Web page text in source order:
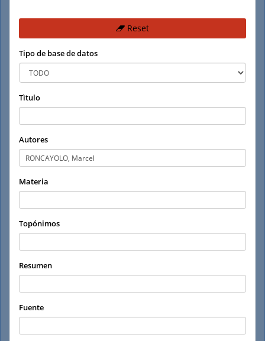
Reset
Tipo de base de datos
Tìtulo
Autores
Materia
Topónimos
Resumen
Fuente